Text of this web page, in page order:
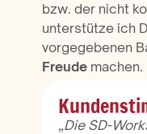
bzw. der nicht
unterstütze ich
vorgegebenen
Freude machen.
„Die SD-